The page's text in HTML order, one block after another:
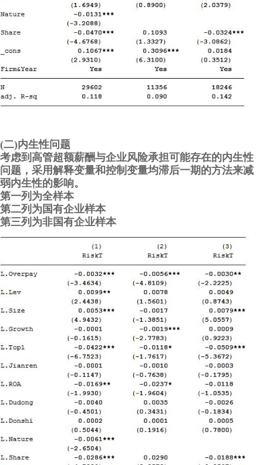
(二)内生性问题
考虑到高管超额薪酬与企业风险承担可能存在的内生性
问题，采用解释变量和控制变量均滞后一期的方法来减
弱内生性的影响。
第一列为全样本
第二列为国有企业样本
第三列为非国有企业样本